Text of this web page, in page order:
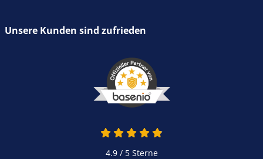
Unsere Kunden sind zufrieden
4.9 / 5Sterne